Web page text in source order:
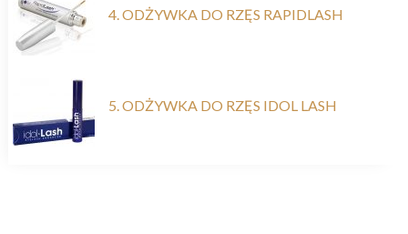
4. ODŻYWKA DO RZĘS RAPIDLASH
5. ODŻYWKA DO RZĘS IDOL LASH